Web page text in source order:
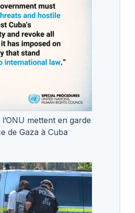
mettent en garde
de Gaza à Cuba